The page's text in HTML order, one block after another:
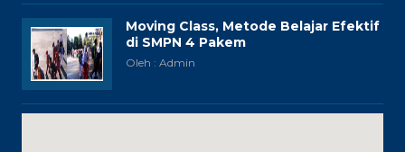
Moving Class, Metode Belajar Efektif
di SMPN 4 Pakem
Oleh : Admin